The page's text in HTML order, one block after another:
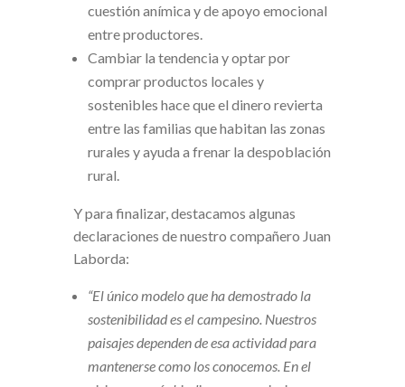
cuestión anímica y de apoyo emocional
entre productores.
Cambiar la tendencia y optar por
comprar productos locales y
sostenibles hace que el dinero revierta
entre las familias que habitan las zonas
rurales y ayuda a frenar la despoblación
rural.
Y para finalizar, destacamos algunas
declaraciones de nuestro compañero Juan
Laborda:
“El único modelo que ha demostrado la
sostenibilidad es el campesino. Nuestros
paisajes dependen de esa actividad para
mantenerse como los conocemos. En el